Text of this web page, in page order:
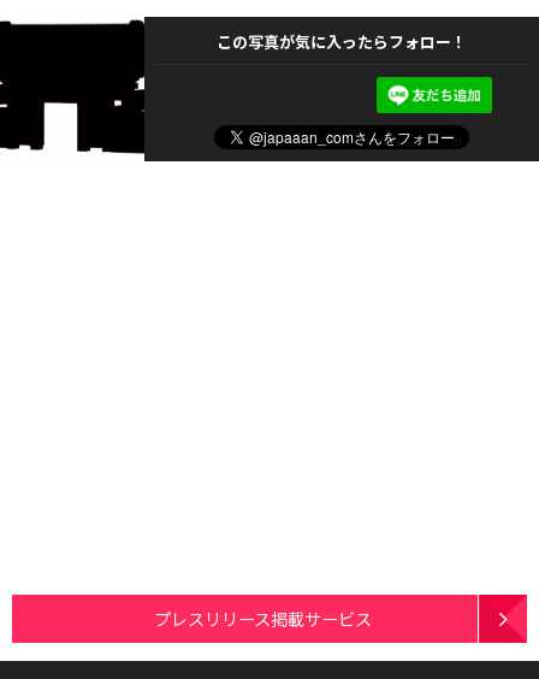
この写真が気に入ったらフォロー！
プレスリリース掲載サービス